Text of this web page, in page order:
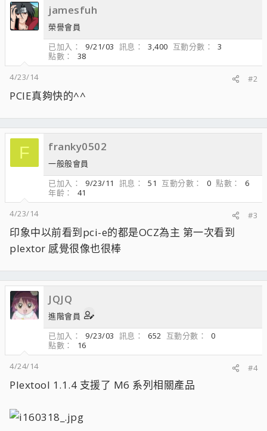
jamesfuh
榮譽會員
已加入
9/21/03 訊息 3,400 互動分數
3
點數
38
4/23/14
#2
PCIE真夠快的^^
F franky0502
一般般會員
已加入
9/23/11 訊息 51 互動分數 0 點數
6
年齡
41
4/23/14
#3
印象中以前看到pci-e的都是OCZ為主 第一次看到
plextor 感覺很像也很棒
JQJQ
進階會員
已加入
9/23/03 訊息 652 互動分數
0
點數
16
4/24/14
#4
Plextool 1.1.4 支援了 M6 系列相關產品